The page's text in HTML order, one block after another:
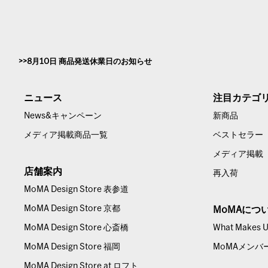
8月10日 商品発送休業日のお知らせ
ニュース
News&キャンペーン
メディア掲載商品一覧
店舗案内
MoMA Design Store 表参道
MoMA Design Store 京都
MoMA Design Store 心斎橋
MoMA Design Store 福岡
MoMA Design Store at ロフト
注目カテゴ
新商品
ベストセラー
メディア掲載
再入荷
MoMAにつ
What Makes
MoMAメンバ